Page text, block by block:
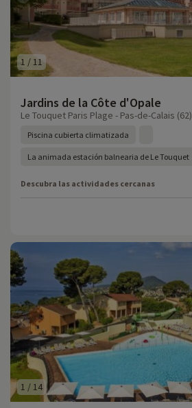
1 /11
Jardins de la Côte d'Opale
Le Touquet Paris Plage - Pas-de-Calais (62)
Piscina cubierta climatizada
La animada estación balnearia de Le Touquet
Descubra las actividades cercanas
1 / 14